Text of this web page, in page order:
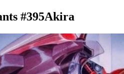
#395Akira